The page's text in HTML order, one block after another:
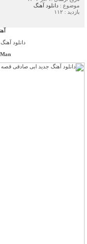
موضوع : دانلود آهنگ
بازدید : ۱۱۲
دانلود
Man